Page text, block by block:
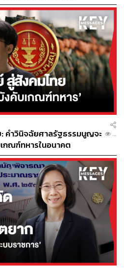
ธิการพรรคประชาชน ระบุเพิ่ม
รเมืองใดเทียบเชิญเข้ามาเพื่อ
รม ส่วนการเตรียมการของพรรค
วัชได้ให้ความเห็นไว้คือ รอนำ
กรรมาธิการวิสามัญพิจารณา
ราชบัญญัตินิรโทษกรรมได้
าษฎร จากนั้นจะนำความเห็น
ละจะยื่นร่างกฎหมายการนิรโทษ
ฉบับ
คำวินิจฉัยศาลรัฐธรรมนูญจะ
กณฑ์ทหารในอนาคต
...